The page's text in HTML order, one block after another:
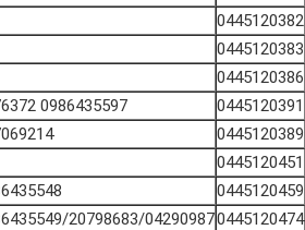
0445120382
0445120383
0445120386
0445120391
0986435597 3976372
0445120389
0445120451
0445120459
0445120474
20798683/04290987